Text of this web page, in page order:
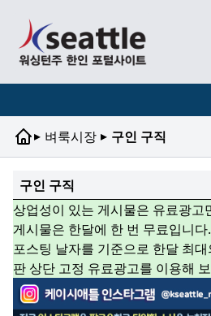
▸ 벼룩시장 ▸ 구인 구직
구인 구직
상업성이 있는 게시물은 유료광고
게시물은 한달에 한 번 무료입니다.
포스팅 날자를 기준으로 한달 최
판 상단 고정 유료광고를 이용해